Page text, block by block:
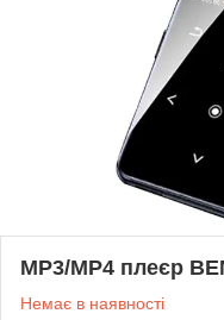
MP3/MP4 плеєр
Немає в наявності